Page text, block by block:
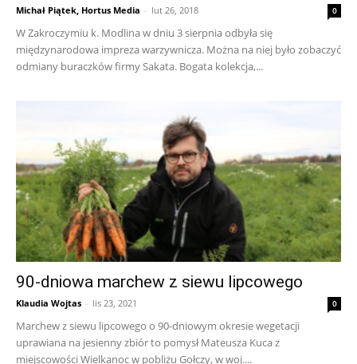
Michał Piątek, Hortus Media - lut 26, 2018 0
W Zakroczymiu k. Modlina w dniu 3 sierpnia odbyła się
międzynarodowa impreza warzywnicza. Można na niej było zobaczyć
odmiany buraczków firmy Sakata. Bogata kolekcja,...
90-dniowa marchew z siewu lipcowego
Klaudia Wojtas - lis 23, 2021 0
Marchew z siewu lipcowego o 90-dniowym okresie wegetacji
uprawiana na jesienny zbiór to pomysł Mateusza Kuca z
miejscowości Wielkanoc w pobliżu Gołczy, w woj....